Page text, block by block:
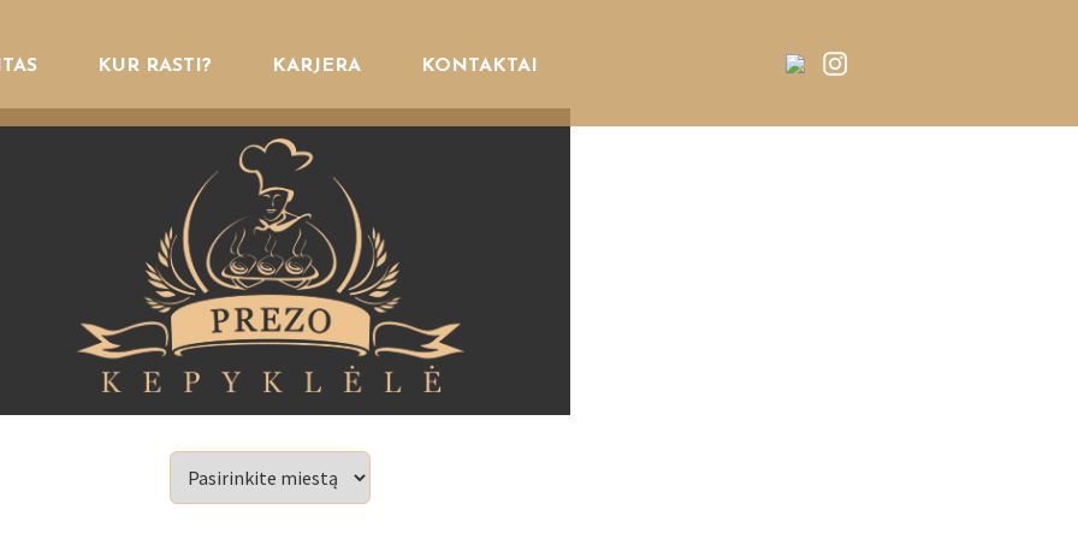
KUR RASTI? KARJERA KONTAKTAI